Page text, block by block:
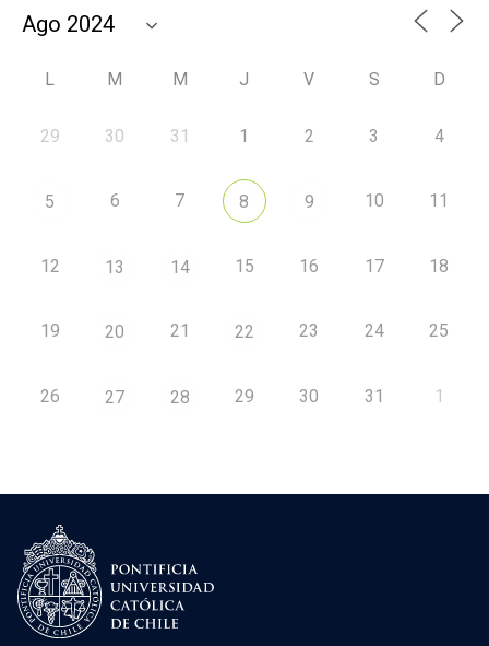
L M M J V S D
29 30 31 1 2 3 4
5 6 7 8 9 10 11
12 13 14 15 16 17 18
19 20 21 22 23 24 25
26 27 28 29 30 31 1